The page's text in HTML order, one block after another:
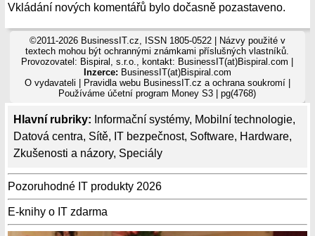
Hlavní rubriky: Informační systémy, Mobilní technologie,
Datová centra, Sítě, IT bezpečnost, Software, Hardware,
Zkušenosti a názory, Speciály
Pozoruhodné IT produkty 2026
E-knihy o IT zdarma
Vkládání nových komentářů bylo dočasně pozastaveno.
©2011-2026 BusinessIT.cz, ISSN 1805-0522 | Názvy použité v
textech mohou být ochrannými známkami příslušných vlastníků.
Provozovatel: Bispiral, s.r.o., kontakt: BusinessIT(at)Bispiral.com |
Inzerce: BusinessIT(at)Bispiral.com
O vydavateli
Pravidla webu BusinessIT.cz a ochrana soukromí|
Používámeúčetní program Money S3 | pg(4768)